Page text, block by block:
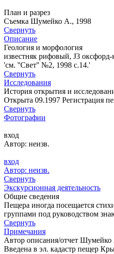
План и разрез
Съемка Шумейко А., 1998
Свернуть
Описание
Геология и морфология
известняк рифовый, J3
'см. ''Свет'' №2, 1998 с.14.'
Свернуть
Исследования
История открытия и
Открыта 09.1997 Регистрация
Свернуть
Фотографии
вход
Автор: неизв.
вход
Автор: неизв.
Свернуть
Экскурсионная деятельность
Общие сведения
Пещера иногда посещается
группами под руководством
Свернуть
Примечания
Автор описания/отчет Шумейко
Введена в эл. кадастр пещер